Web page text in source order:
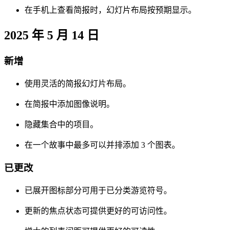
在手机上查看简报时，幻灯片布局按预期显示。
2025 年 5 月 14 日
新增
使用灵活的简报幻灯片布局。
在简报中添加图像说明。
隐藏集合中的项目。
在一个故事中最多可以并排添加 3 个图表。
已更改
已展开图标部分可用于已分类游览符号。
更新的焦点状态可提供更好的可访问性。